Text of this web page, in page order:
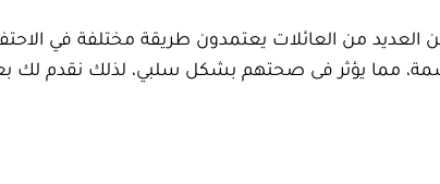
من العائلات يعتمدون طريقة مختلفة في
الدسمة، مما يؤثر فى صحتهم بشكل سلبي، لذلك نقدم